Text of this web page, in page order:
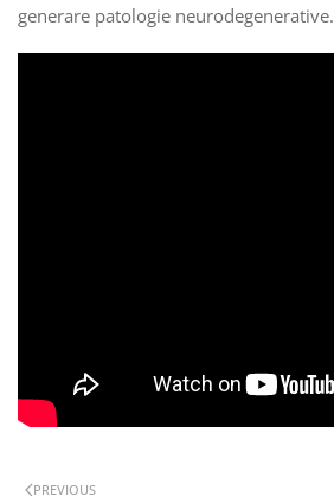
generare patologie neurodegenerative.
PREVIOUS